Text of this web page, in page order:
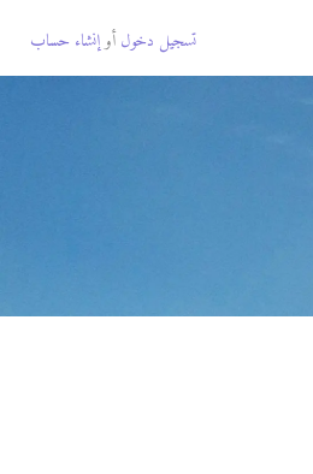
تسجيل دخول أوإنشاء حساب